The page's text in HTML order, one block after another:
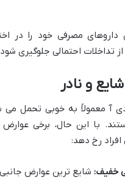
مصرفی خود را در
از تداخلات احتمالی جلوگیری
و نادر
آ معمولاً به خوبی تحمل
با این حال، برخی
رخ دهد:
خفیف: شایع ترین عوارض